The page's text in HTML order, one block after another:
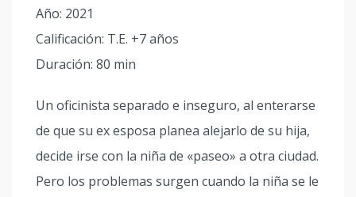
Año: 2021
Calificación: T.E. +7 años
Duración: 80 min
Un oficinista separado e inseguro, al enterarse
de que su ex esposa planea alejarlo de su hija,
decide irse con la niña de «paseo» a otra ciudad.
Pero los problemas surgen cuando la niña se le